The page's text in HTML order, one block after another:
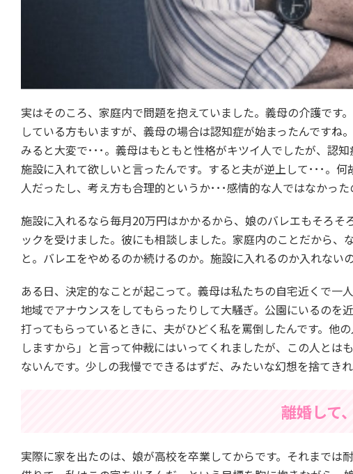
実はそのころ、家庭内で問題を抱えていました。義母の介護です
している方もいますが、義母の場合は認知症が始まったんです
みると大変で･･･。義母はもともと性格がキツイ人でしたが、認
施設に入れて欲しいと言ったんです。すると夫が逆上して･･･。
人だったし、考え方も合理的というか･･･感情的な人ではなかった
施設に入れるなら毎月20万円はかかるから、娘のバレエもそろ
ックを受けました。彼にも相談しました。家庭内のことだから、
と。バレエをやめるのか続けるのか。施設に入れるのか入れない
ある日、決定的なことが起こって。義母は私たちの自宅近くで一
地域でアナウンスをしてもらったりして大騒ぎ。公園にいるのを
打ってもらっているときに、夫がひどく私を罵倒したんです。他
しますから」と言って仲裁にはいってくれましたが、この人と
ないんです。少しの我慢でできるはずだ、みたいな幻想を捨てき
離婚して
実際に家を出たのは、娘が高校を卒業してからです。それまで